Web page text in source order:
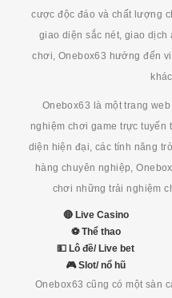
cược độc đáo và chất lượng
giao diện sắc nét, giao dịch
chơi, Onebox63 hướng đến
Onebox63 là một trang
nghiệm chơi game trực
diện hiện đại, các tính năng
hàng chuyên nghiệp,
chơi những trải nghiệm
🔴 Live Casino
⚽ Thể thao
💵 Lô đề/ Live bet
🎮 Slot/ nổ hũ
Onebox63 cũng có một sàn